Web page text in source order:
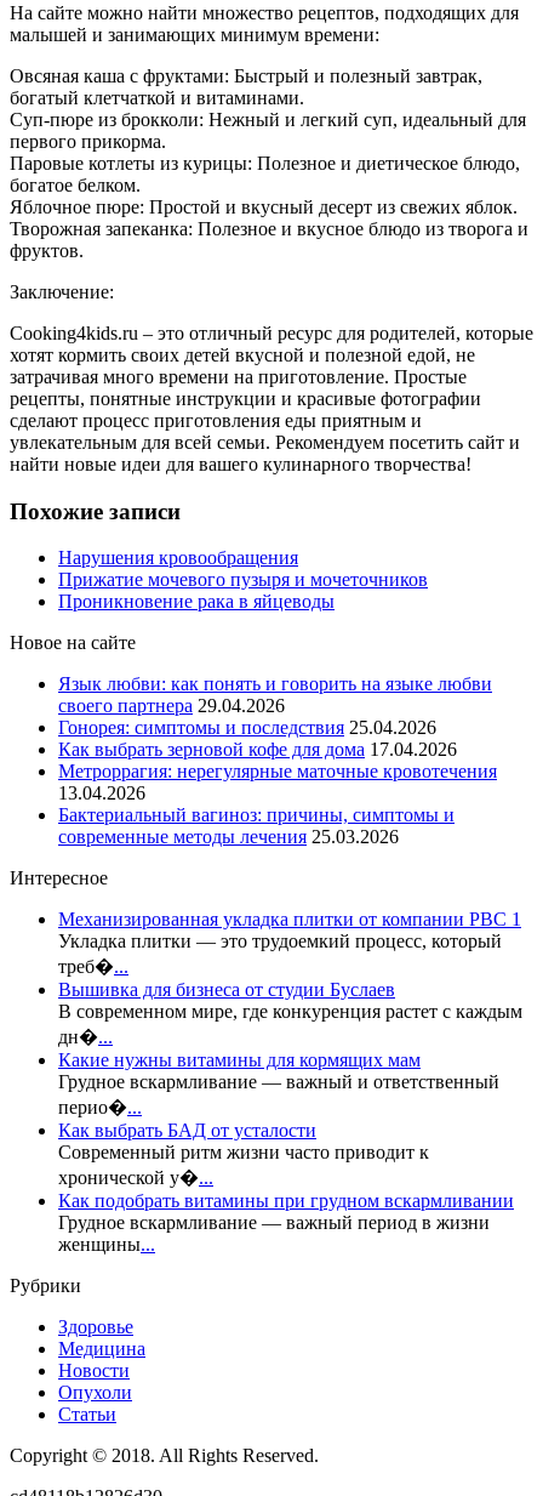
На сайте можно найти множество рецептов, подходящих для
малышей и занимающих минимум времени:
Овсяная каша с фруктами: Быстрый и полезный завтрак,
богатый клетчаткой и витаминами.
Суп-пюре из брокколи: Нежный и легкий суп, идеальный для
первого прикорма.
Паровые котлеты из курицы: Полезное и диетическое блюдо,
богатое белком.
Яблочное пюре: Простой и вкусный десерт из свежих яблок.
Творожная запеканка: Полезное и вкусное блюдо из творога и
фруктов.
Заключение:
Cooking4kids.ru – это отличный ресурс для родителей, которые
хотят кормить своих детей вкусной и полезной едой, не
затрачивая много времени на приготовление. Простые
рецепты, понятные инструкции и красивые фотографии
сделают процесс приготовления еды приятным и
увлекательным для всей семьи. Рекомендуем посетить сайт и
найти новые идеи для вашего кулинарного творчества!
Похожие записи
Нарушения кровообращения
Прижатие мочевого пузыря и мочеточников
Проникновение рака в яйцеводы
Новое на сайте
Язык любви: как понять и говорить на языке любви
своего партнера 29.04.2026
Гонорея: симптомы и последствия 25.04.2026
Как выбрать зерновой кофе для дома 17.04.2026
Метроррагия: нерегулярные маточные кровотечения
13.04.2026
Бактериальный вагиноз: причины, симптомы и
современные методы лечения 25.03.2026
Интересное
Механизированная укладка плитки от компании РВС 1
Укладка плитки — это трудоемкий процесс, который
треб�...
Вышивка для бизнеса от студии Буслаев
В современном мире, где конкуренция растет с каждым
дн�...
Какие нужны витамины для кормящих мам
Грудное вскармливание — важный и ответственный
перио�...
Как выбрать БАД от усталости
Современный ритм жизни часто приводит к
хронической у�...
Как подобрать витамины при грудном вскармливании
Грудное вскармливание — важный период в жизни
женщины...
Рубрики
Здоровье
Медицина
Новости
Опухоли
Статьи
Copyright © 2018. All Rights Reserved.